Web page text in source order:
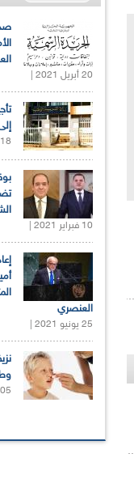
20 أبريل 2021 |
إلى 21
18 أغسطس 2021 |
10 فبراير 2021 |
العنصري
25 يونيو 2021 |
05 يناير 2021 |